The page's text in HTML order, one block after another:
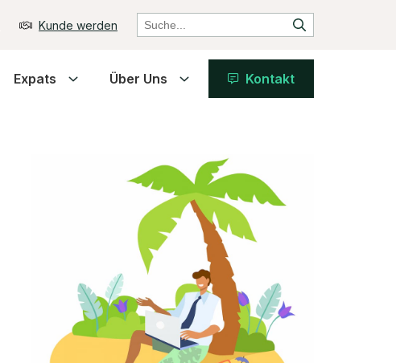
Kunde werden
Expats Über Uns Kontakt